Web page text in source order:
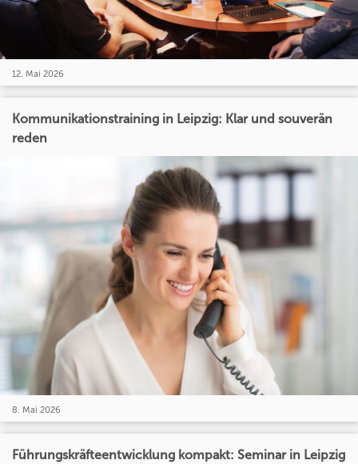
12. Mai 2026
Kommunikationstraining in Leipzig: Klar und souverän
reden
8. Mai 2026
Führungskräfteentwicklung kompakt: Seminar in Leipzig